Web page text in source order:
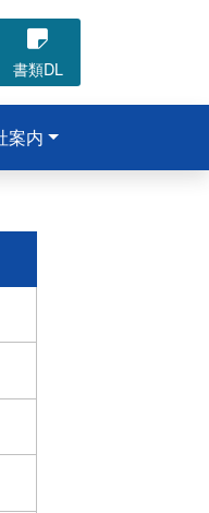
案内
書類DL